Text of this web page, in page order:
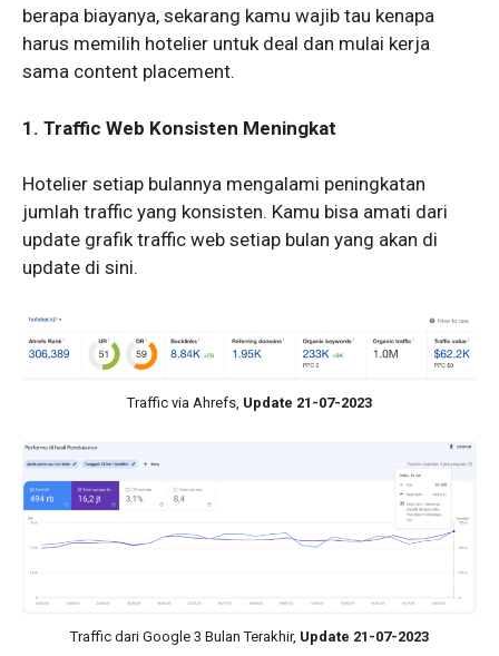
berapa biayanya, sekarang kamu wajib tau kenapa
harus memilih hotelier untuk deal dan mulai kerja
sama content placement.
1. Traffic Web Konsisten Meningkat
Hotelier setiap bulannya mengalami peningkatan
jumlah traffic yang konsisten. Kamu bisa amati dari
update grafik traffic web setiap bulan yang akan di
update di sini.
Traffic via Ahrefs, Update 21-07-2023
Traffic dari Google 3 Bulan Terakhir, Update 21-07-2023